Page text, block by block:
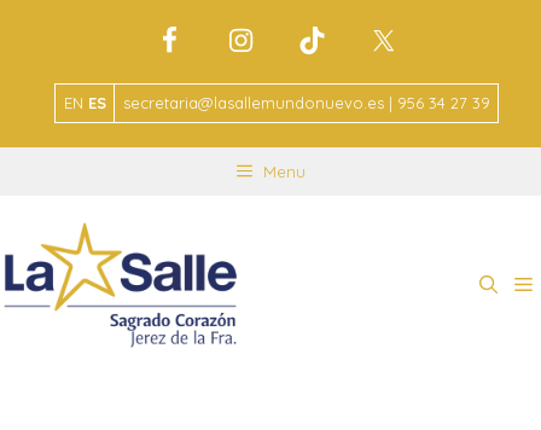
EN ES secretaria@lasallemundonuevo.es | 956 34 27 39
Menu